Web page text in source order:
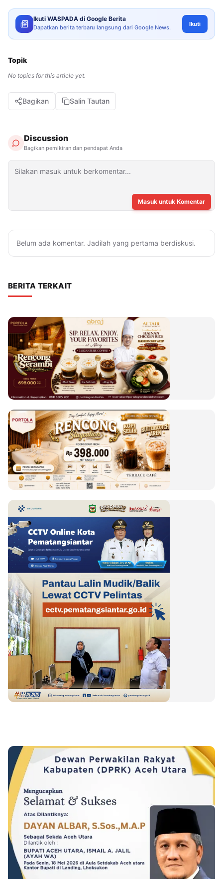
Ikuti WASPADA di Google Berita
Dapatkan berita terbaru langsung dari Google News. Ikuti
Topik
No topics for this article yet.
Bagikan Salin Tautan
Discussion
Bagikan pemikiran dan pendapat Anda
Masuk untuk Komentar
Belum ada komentar. Jadilah yang pertama berdiskusi.
BERITA TERKAIT